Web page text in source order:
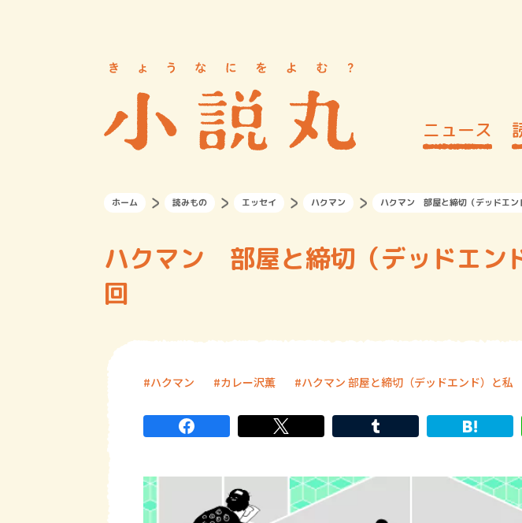
ニュース
ホーム 読みもの エッセイ ハクマン ハクマン 部屋と締切（デッドエ
ハクマン 部屋と締切（デッドエ
回
ハクマン カレー沢薫 ハクマン 部屋と締切（デッドエンド）と私